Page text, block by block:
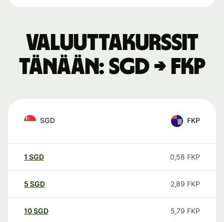
Valuuttakurssit
tänään: SGD → FKP
SGD FKP
1 SGD 0,58 FKP
5 SGD 2,89 FKP
10SGD 5,79 FKP